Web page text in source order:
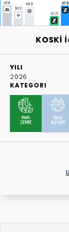
KOSKİ
YILI
2026
KATEGORI